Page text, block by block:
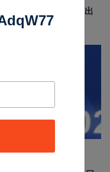
處倡議乾淨選舉 划出